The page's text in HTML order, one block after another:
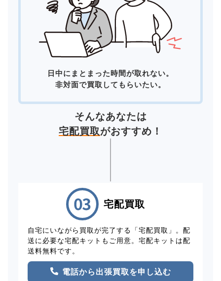
日中にまとまった時間が取れない。
非対面で買取してもらいたい。
そんなあなたは
宅配買取がおすすめ！
宅配買取
自宅にいながら買取が完了する「宅配買取」。配
送に必要な宅配キットもご用意。宅配キットは配
送料無料です。
電話から出張買取を申し込む